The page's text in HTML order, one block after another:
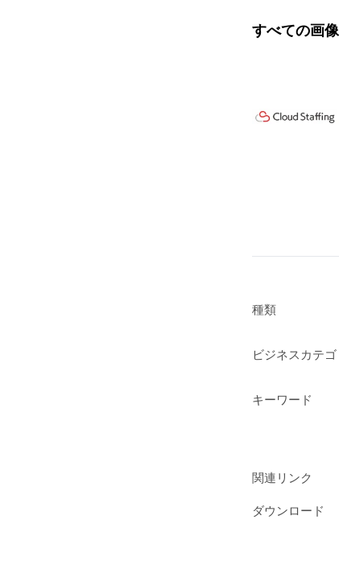
すべての画像
種類
ビジネスカテゴ
キーワード
関連リンク
ダウンロード